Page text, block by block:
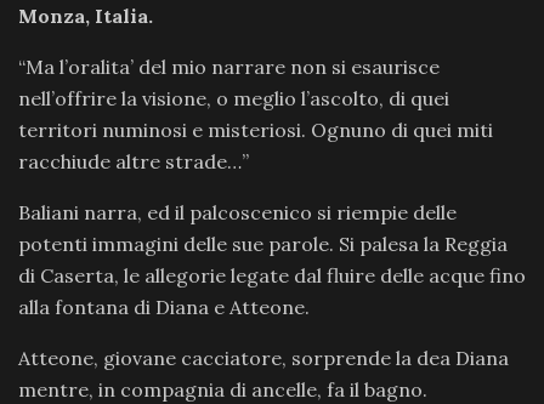
Monza, Italia.
“Ma l’oralita’ del mio narrare non si esaurisce
nell’offrire la visione, o meglio l’ascolto, di quei
territori numinosi e misteriosi. Ognuno di quei miti
racchiude altre strade…”
Baliani narra, ed il palcoscenico si riempie delle
potenti immagini delle sue parole. Si palesa la Reggia
di Caserta, le allegorie legate dal fluire delle acque fino
alla fontana di Diana e Atteone.
Atteone, giovane cacciatore, sorprende la dea Diana
mentre, in compagnia di ancelle, fa il bagno.